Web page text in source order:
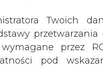
Twoich
przetwarzania
przez
pod